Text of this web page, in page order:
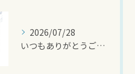
2026/07/28
いつもありがとうございます